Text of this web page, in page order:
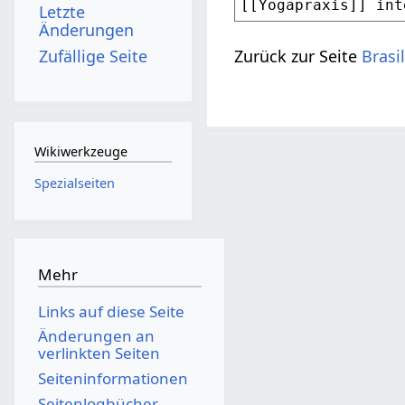
Zurück zur Seite
Letzte
Änderungen
Zufällige Seite
Wikiwerkzeuge
Spezialseiten
Mehr
Links auf diese Seite
Änderungen an
verlinkten Seiten
Seiten­­informationen